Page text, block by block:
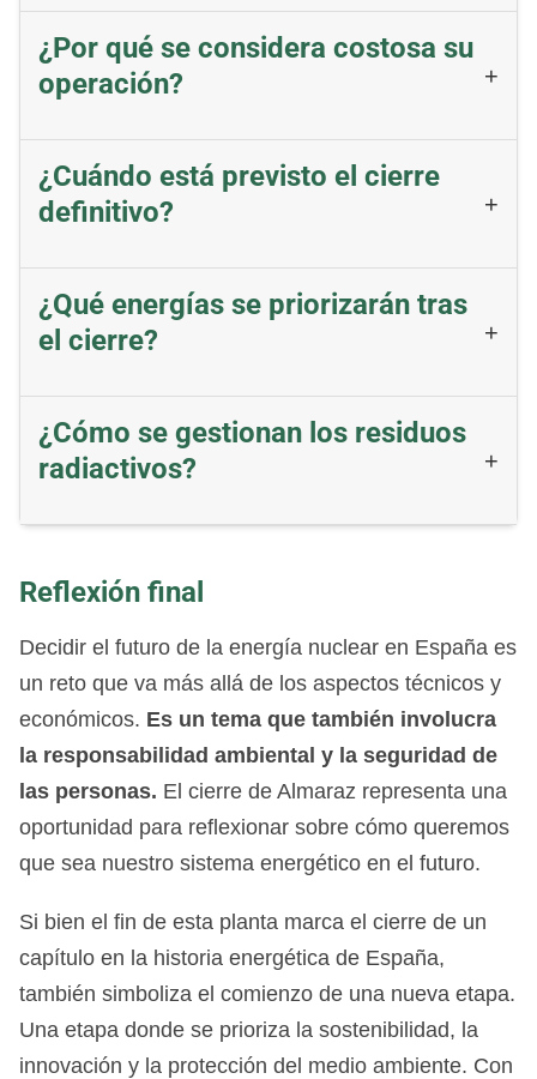
¿Por qué se considera costosa su
operación?
¿Cuándo está previsto el cierre
definitivo?
¿Qué energías se priorizarán tras
el cierre?
¿Cómo se gestionan los residuos
radiactivos?
Reflexión final
Decidir el futuro de la energía nuclear en España es
un reto que va más allá de los aspectos técnicos y
económicos. Es un tema que también involucra
la responsabilidad ambiental y la seguridad de
las personas. El cierre de Almaraz representa una
oportunidad para reflexionar sobre cómo queremos
que sea nuestro sistema energético en el futuro.
Si bien el fin de esta planta marca el cierre de un
capítulo en la historia energética de España,
también simboliza el comienzo de una nueva etapa.
Una etapa donde se prioriza la sostenibilidad, la
innovación y la protección del medio ambiente. Con